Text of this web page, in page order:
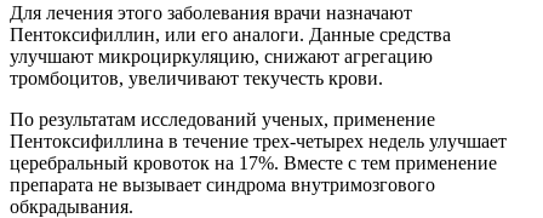
Для лечения этого заболевания врачи назначают
Пентоксифиллин, или его аналоги. Данные средства
улучшают микроциркуляцию, снижают агрегацию
тромбоцитов, увеличивают текучесть крови.
По результатам исследований ученых, применение
Пентоксифиллина в течение трех-четырех недель улучшает
церебральный кровоток на 17%. Вместе с тем применение
препарата не вызывает синдрома внутримозгового
обкрадывания.